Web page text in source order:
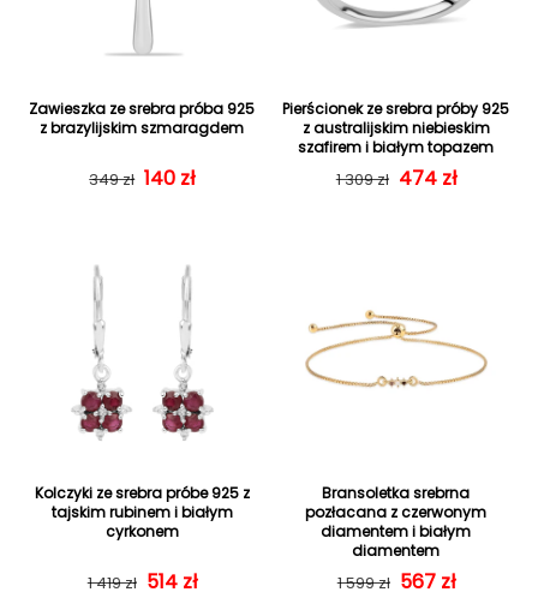
Zawieszka ze srebra próba 925
z brazylijskim szmaragdem
Cena regularna
349 zł Cena sprzedaży
140 zł
Pierścionek ze srebra próby 925
z australijskim niebieskim
szafirem i białym topazem
Cena
1 309 zł Cena
474 zł
Kolczyki ze srebra próbe 925 z
tajskim rubinem i białym
cyrkonem
Cena regularna
1 419 zł Cena sprzedaży
514 zł
Bransoletka srebrna
pozłacana z czerwonym
diamentem i białym
diamentem
Cena
1 599 zł Cena
567 zł